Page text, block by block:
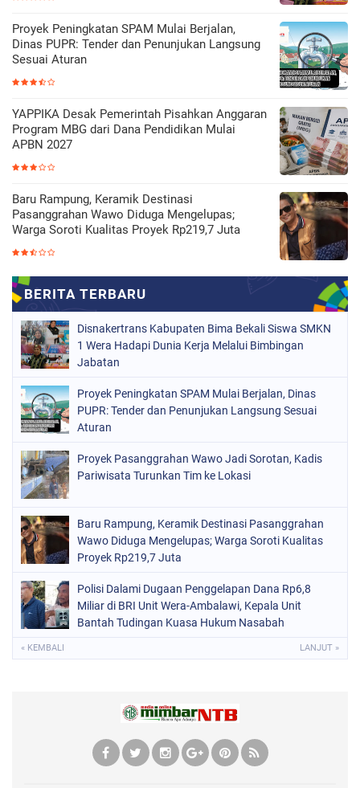
Proyek Peningkatan SPAM Mulai Berjalan,
Dinas PUPR: Tender dan Penunjukan Langsung
Sesuai Aturan
YAPPIKA Desak Pemerintah Pisahkan Anggaran
Program MBG dari Dana Pendidikan Mulai
APBN 2027
Baru Rampung, Keramik Destinasi
Pasanggrahan Wawo Diduga Mengelupas;
Warga Soroti Kualitas Proyek Rp219,7 Juta
Disnakertrans Kabupaten Bima Bekali Siswa SMKN
1 Wera Hadapi Dunia Kerja Melalui Bimbingan
Jabatan
Proyek Peningkatan SPAM Mulai Berjalan, Dinas
PUPR: Tender dan Penunjukan Langsung Sesuai
Aturan
Proyek Pasanggrahan Wawo Jadi Sorotan, Kadis
Pariwisata Turunkan Tim ke Lokasi
Baru Rampung, Keramik Destinasi Pasanggrahan
Wawo Diduga Mengelupas; Warga Soroti Kualitas
Proyek Rp219,7 Juta
Polisi Dalami Dugaan Penggelapan Dana Rp6,8
Miliar di BRI Unit Wera-Ambalawi, Kepala Unit
Bantah Tudingan Kuasa Hukum Nasabah
« KEMBALI LANJUT »